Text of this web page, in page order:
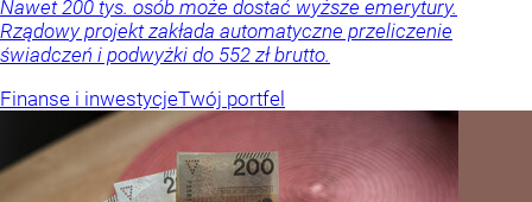
Nawet 200 tys. osób może dostać wyższe emerytury.
Rządowy projekt zakłada automatyczne przeliczenie
świadczeń i podwyżki do 552 zł brutto.
Finanse i inwestycjeTwój portfel